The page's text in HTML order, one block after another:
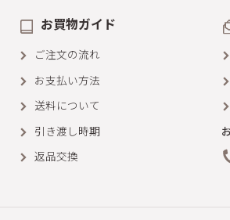
お買物ガイド
ご注文の流れ
お支払い方法
送料について
引き渡し時期
返品交換